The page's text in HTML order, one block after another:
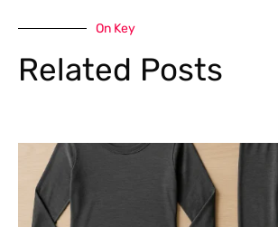
On Key
Related Posts